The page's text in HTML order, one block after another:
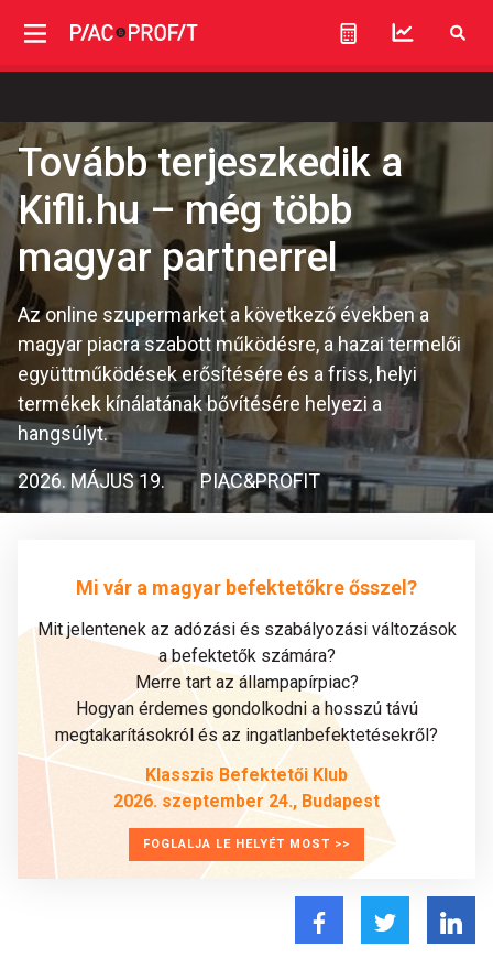
Tovább terjeszkedik a
Kifli.hu – még több
magyar partnerrel
Az online szupermarket a következő években a
magyar piacra szabott működésre, a hazai termelői
együttműködések erősítésére és a friss, helyi
termékek kínálatának bővítésére helyezi a
hangsúlyt.
2026. MÁJUS 19. PIAC&PROFIT
Mi vár a magyar befektetőkre ősszel?
Mit jelentenek az adózási és szabályozási változások
a befektetők számára?
Merre tart az állampapírpiac?
Hogyan érdemes gondolkodni a hosszú távú
megtakarításokról és az ingatlanbefektetésekről?
Klasszis Befektetői Klub
2026. szeptember 24., Budapest
FOGLALJA LE HELYÉT MOST >>